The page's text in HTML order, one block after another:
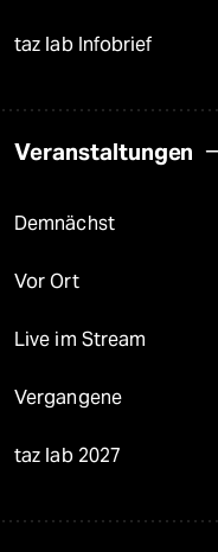
taz lab Infobrief
Veranstaltungen
Demnächst
Vor Ort
Live im Stream
Vergangene
taz lab 2027